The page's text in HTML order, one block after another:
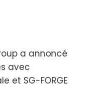
a annoncé
avec
et SG-FORGE